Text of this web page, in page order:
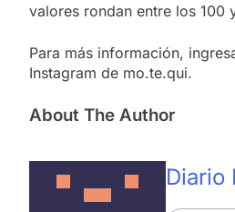
valores rondan entre los 100
Para más información,
Instagram de mo.te.qui.
About The Author
Diario